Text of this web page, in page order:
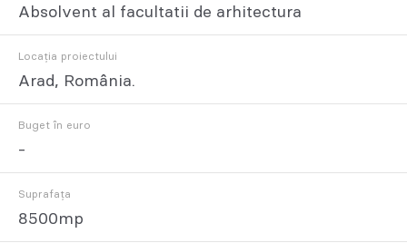
Absolvent al facultatii de arhitectura
Locația proiectului
Arad, România.
Buget în euro
-
Suprafața
8500mp